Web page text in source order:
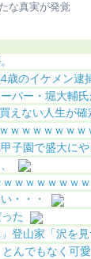
なくなってしま
歳のイケメン逮
パー・堀大輔氏
えない人生が確
ｗｗｗｗｗｗｗ
子園で盛大にや
ｗｗｗｗｗｗｗ
・・・
た
登山家「沢を見
んでもなく可愛